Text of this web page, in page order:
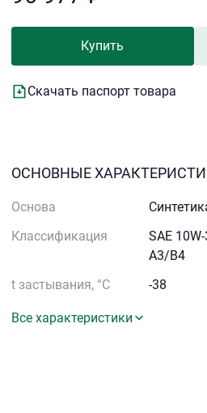
Купить
Скачать паспорт товара
ОСНОВНЫЕ
Основа
Классификация
SAE
A3/B4
t застывания, °С
-38
Все характеристики